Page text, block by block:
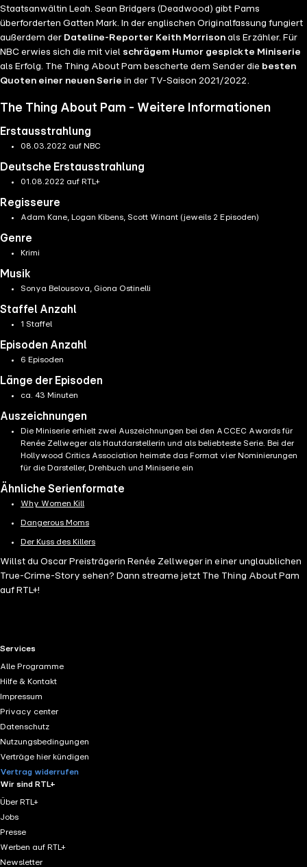
Staatsanwältin Leah. Sean Bridgers (Deadwood) gibt Pams
überforderten Gatten Mark. In der englischen Originalfassung fungiert
außerdem der Dateline-Reporter Keith Morrison als Erzähler. Für
NBC erwies sich die mit viel schrägem Humor gespickte Miniserie
als Erfolg. The Thing About Pam bescherte dem Sender die besten
Quoten einer neuen Serie in der TV-Saison 2021/2022.
The Thing About Pam - Weitere Informationen
Erstausstrahlung
08.03.2022 auf NBC
Deutsche Erstausstrahlung
01.08.2022 auf RTL+
Regisseure
Adam Kane, Logan Kibens, Scott Winant (jeweils 2 Episoden)
Genre
Krimi
Musik
Sonya Belousova, Giona Ostinelli
Staffel Anzahl
1 Staffel
Episoden Anzahl
6 Episoden
Länge der Episoden
ca. 43 Minuten
Auszeichnungen
Die Miniserie erhielt zwei Auszeichnungen bei den ACCEC Awards für
Renée Zellweger als Hautdarstellerin und als beliebteste Serie. Bei der
Hollywood Critics Association heimste das Format vier Nominierungen
für die Darsteller, Drehbuch und Miniserie ein
Ähnliche Serienformate
Why Women Kill
Dangerous Moms
Der Kuss des Killers
Willst du Oscar Preisträgerin Renée Zellweger in einer unglaublichen
True-Crime-Story sehen? Dann streame jetzt The Thing About Pam
auf RTL+!
RTL+ useful links.
Services
Alle Programme
Hilfe & Kontakt
Impressum
Privacy center
Datenschutz
Nutzungsbedingungen
Verträge hier kündigen
Vertrag widerrufen
Wir sind RTL+
Über RTL+
Jobs
Presse
Werben auf RTL+
Newsletter